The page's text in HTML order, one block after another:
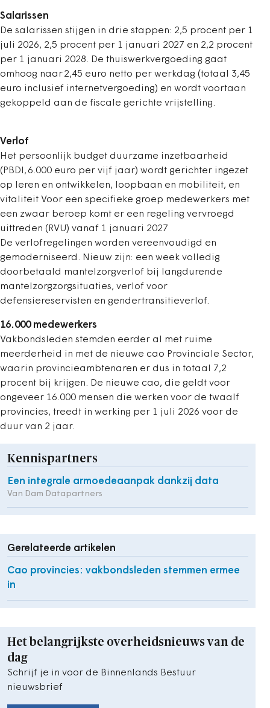
Salarissen
De salarissen stijgen in drie stappen: 2,5 procent per 1
juli 2026, 2,5 procent per 1 januari 2027 en 2,2 procent
per 1 januari 2028. De thuiswerkvergoeding gaat
omhoog naar 2,45 euro netto per werkdag (totaal 3,45
euro inclusief internetvergoeding) en wordt voortaan
gekoppeld aan de fiscale gerichte vrijstelling.
Verlof
Het persoonlijk budget duurzame inzetbaarheid
(PBDI, 6.000 euro per vijf jaar) wordt gerichter ingezet
op leren en ontwikkelen, loopbaan en mobiliteit, en
vitaliteit Voor een specifieke groep medewerkers met
een zwaar beroep komt er een regeling vervroegd
uittreden (RVU) vanaf 1 januari 2027
De verlofregelingen worden vereenvoudigd en
gemoderniseerd. Nieuw zijn: een week volledig
doorbetaald mantelzorgverlof bij langdurende
mantelzorgzorgsituaties, verlof voor
defensiereservisten en gendertransitieverlof.
16.000 medewerkers
Vakbondsleden stemden eerder al met ruime
meerderheid in met de nieuwe cao Provinciale Sector,
waarin provincieambtenaren er dus in totaal 7,2
procent bij krijgen. De nieuwe cao, die geldt voor
ongeveer 16.000 mensen die werken voor de twaalf
provincies, treedt in werking per 1 juli 2026 voor de
duur van 2 jaar.
Kennispartners
Een integrale armoedeaanpak dankzij data
Van Dam Datapartners
Gerelateerde artikelen
Cao provincies: vakbondsleden stemmen ermee
in
Het belangrijkste overheidsnieuws van de
dag
Schrijf je in voor de Binnenlands Bestuur
nieuwsbrief